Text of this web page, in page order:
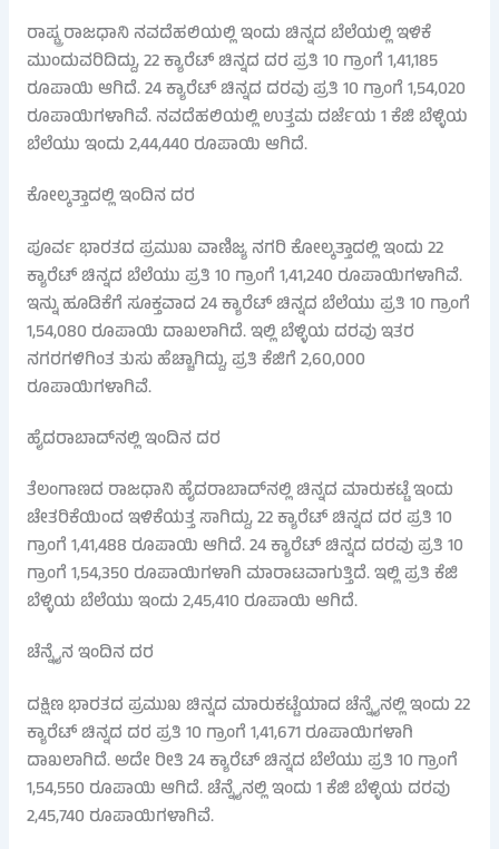
ರಾಷ್ಟ್ರ ರಾಜಧಾನಿ ನವದೆಹಲಿಯಲ್ಲಿ ಇಂದು ಚಿನ್ನದ ಬೆಲೆಯಲ್ಲಿ ಇಳಿಕೆ
ಮುಂದುವರಿದಿದ್ದು, 22 ಕ್ಯಾರೆಟ್ ಚಿನ್ನದ ದರ ಪ್ರತಿ 10 ಗ್ರಾಂಗೆ 1,41,185
ರೂಪಾಯಿ ಆಗಿದೆ. 24 ಕ್ಯಾರೆಟ್ ಚಿನ್ನದ ದರವು ಪ್ರತಿ 10 ಗ್ರಾಂಗೆ 1,54,020
ರೂಪಾಯಿಗಳಾಗಿವೆ. ನವದೆಹಲಿಯಲ್ಲಿ ಉತ್ತಮ ದರ್ಜೆಯ 1 ಕೆಜಿ ಬೆಳ್ಳಿಯ
ಬೆಲೆಯು ಇಂದು 2,44,440 ರೂಪಾಯಿ ಆಗಿದೆ.
ಕೋಲ್ಕತ್ತಾದಲ್ಲಿ ಇಂದಿನ ದರ
ಪೂರ್ವ ಭಾರತದ ಪ್ರಮುಖ ವಾಣಿಜ್ಯ ನಗರಿ ಕೋಲ್ಕತ್ತಾದಲ್ಲಿ ಇಂದು 22
ಕ್ಯಾರೆಟ್ ಚಿನ್ನದ ಬೆಲೆಯು ಪ್ರತಿ 10 ಗ್ರಾಂಗೆ 1,41,240 ರೂಪಾಯಿಗಳಾಗಿವೆ.
ಇನ್ನು ಹೂಡಿಕೆಗೆ ಸೂಕ್ತವಾದ 24 ಕ್ಯಾರೆಟ್ ಚಿನ್ನದ ಬೆಲೆಯು ಪ್ರತಿ 10 ಗ್ರಾಂಗೆ
1,54,080 ರೂಪಾಯಿ ದಾಖಲಾಗಿದೆ. ಇಲ್ಲಿ ಬೆಳ್ಳಿಯ ದರವು ಇತರ
ನಗರಗಳಿಗಿಂತ ತುಸು ಹೆಚ್ಚಾಗಿದ್ದು, ಪ್ರತಿ ಕೆಜಿಗೆ 2,60,000
ರೂಪಾಯಿಗಳಾಗಿವೆ.
ಹೈದರಾಬಾದ್‌ನಲ್ಲಿ ಇಂದಿನ ದರ
ತೆಲಂಗಾಣದ ರಾಜಧಾನಿ ಹೈದರಾಬಾದ್‌ನಲ್ಲಿ ಚಿನ್ನದ ಮಾರುಕಟ್ಟೆ ಇಂದು
ಚೇತರಿಕೆಯಿಂದ ಇಳಿಕೆಯತ್ತ ಸಾಗಿದ್ದು, 22 ಕ್ಯಾರೆಟ್ ಚಿನ್ನದ ದರ ಪ್ರತಿ 10
ಗ್ರಾಂಗೆ 1,41,488 ರೂಪಾಯಿ ಆಗಿದೆ. 24 ಕ್ಯಾರೆಟ್ ಚಿನ್ನದ ದರವು ಪ್ರತಿ 10
ಗ್ರಾಂಗೆ 1,54,350 ರೂಪಾಯಿಗಳಾಗಿ ಮಾರಾಟವಾಗುತ್ತಿದೆ. ಇಲ್ಲಿ ಪ್ರತಿ ಕೆಜಿ
ಬೆಳ್ಳಿಯ ಬೆಲೆಯು ಇಂದು 2,45,410 ರೂಪಾಯಿ ಆಗಿದೆ.
ಚೆನ್ನೈನ ಇಂದಿನ ದರ
ದಕ್ಷಿಣ ಭಾರತದ ಪ್ರಮುಖ ಚಿನ್ನದ ಮಾರುಕಟ್ಟೆಯಾದ ಚೆನ್ನೈನಲ್ಲಿ ಇಂದು 22
ಕ್ಯಾರೆಟ್ ಚಿನ್ನದ ದರ ಪ್ರತಿ 10 ಗ್ರಾಂಗೆ 1,41,671 ರೂಪಾಯಿಗಳಾಗಿ
ದಾಖಲಾಗಿದೆ. ಅದೇ ರೀತಿ 24 ಕ್ಯಾರೆಟ್ ಚಿನ್ನದ ಬೆಲೆಯು ಪ್ರತಿ 10 ಗ್ರಾಂಗೆ
1,54,550 ರೂಪಾಯಿ ಆಗಿದೆ. ಚೆನ್ನೈನಲ್ಲಿ ಇಂದು 1 ಕೆಜಿ ಬೆಳ್ಳಿಯ ದರವು
2,45,740 ರೂಪಾಯಿಗಳಾಗಿವೆ.